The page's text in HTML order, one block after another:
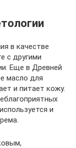
в качестве
с другими
Еще в Древней
масло для
и питает кожу.
и